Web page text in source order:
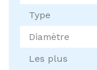
Type
Diamètre
Les plus